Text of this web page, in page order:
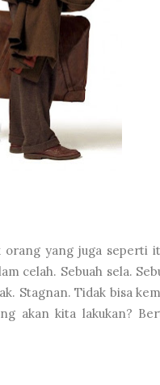
yang juga seperti
celah. Sebuah sela.
Stagnan. Tidak bisa
akan kita lakukan?